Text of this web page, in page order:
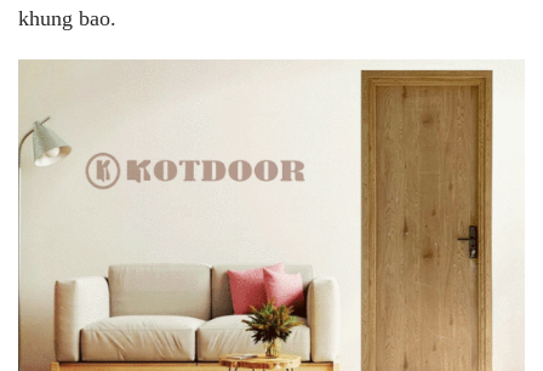
khung bao.